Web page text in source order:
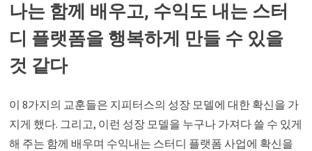
나는 함께 배우고, 수익도 내는 스터
디 플랫폼을 행복하게 만들 수 있을
것 같다
이 8가지의 교훈들은 지피터스의 성장 모델에 대한 확신을 가
지게 했다. 그리고, 이런 성장 모델을 누구나 가져다 쓸 수 있게
해 주는 함께 배우며 수익내는 스터디 플랫폼 사업에 확신을